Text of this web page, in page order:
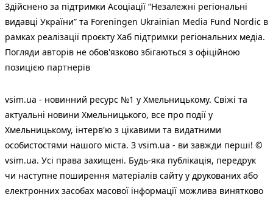
Здійснено за підтримки Асоціації “Незалежні регіональні
видавці України” та Foreningen Ukrainian Media Fund Nordic в
рамках реалізації проєкту Хаб підтримки регіональних медіа.
Погляди авторів не обов'язково збігаються з офіційною
позицією партнерів
vsim.ua - новинний ресурс №1 у Хмельницькому. Свіжі та
актуальні новини Хмельницького, все про події у
Хмельницькому, інтерв'ю з цікавими та видатними
особистостями нашого міста. З vsim.ua - ви завжди перші! ©
vsim.ua. Усі права захищені. Будь-яка публiкацiя, передрук
чи наступне поширення матеріалів сайту у друкованих або
електронних засобах масової інформації можлива винятково